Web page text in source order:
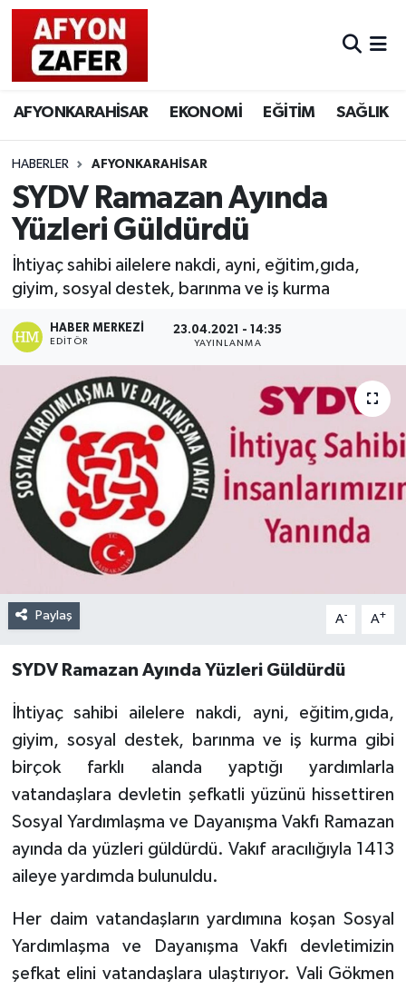
AFYONKARAHİSAR EKONOMİ EĞİTİM SAĞLIK
HABERLER AFYONKARAHİSAR
SYDV Ramazan Ayında
Yüzleri Güldürdü
İhtiyaç sahibi ailelere nakdi, ayni, eğitim,gıda,
giyim, sosyal destek, barınma ve iş kurma
HABER MERKEZI
EDITÖR
23.04.2021 - 14:35
YAYINLANMA
Paylaş A- A+
SYDV Ramazan Ayında Yüzleri Güldürdü
İhtiyaç sahibi ailelere nakdi, ayni, eğitim,gıda,
giyim, sosyal destek, barınma ve iş kurma gibi
birçok farklı alanda yaptığı yardımlarla
vatandaşlara devletin şefkatli yüzünü hissettiren
Sosyal Yardımlaşma ve Dayanışma Vakfı Ramazan
ayında da yüzleri güldürdü. Vakıf aracılığıyla 1413
aileye yardımda bulunuldu.
Her daim vatandaşların yardımına koşan Sosyal
Yardımlaşma ve Dayanışma Vakfı devletimizin
şefkat elini vatandaşlara ulaştırıyor. Vali Gökmen